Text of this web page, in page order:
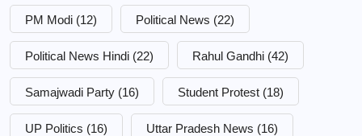
PM Modi (12) Political News (22)
Political News Hindi (22) Rahul Gandhi (42)
Samajwadi Party (16) Student Protest (18)
UP Politics (16) Uttar Pradesh News (16)